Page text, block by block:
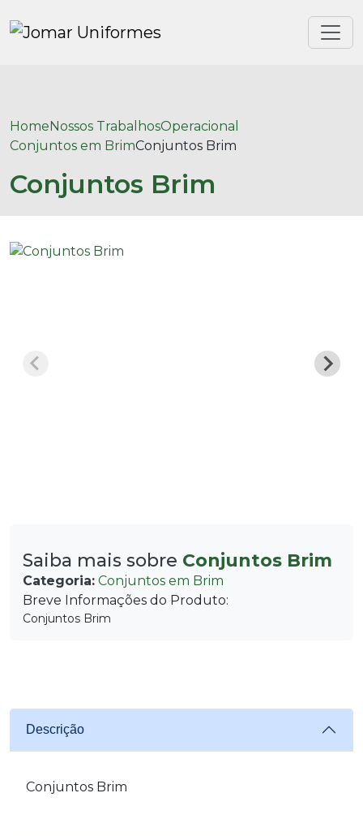
HomeNossos TrabalhosOperacional
Conjuntos em BrimConjuntos Brim
Conjuntos Brim
Saiba mais sobre Conjuntos Brim
Categoria: Conjuntos em Brim
Breve Informações do Produto:
Conjuntos Brim
Descrição
Conjuntos Brim